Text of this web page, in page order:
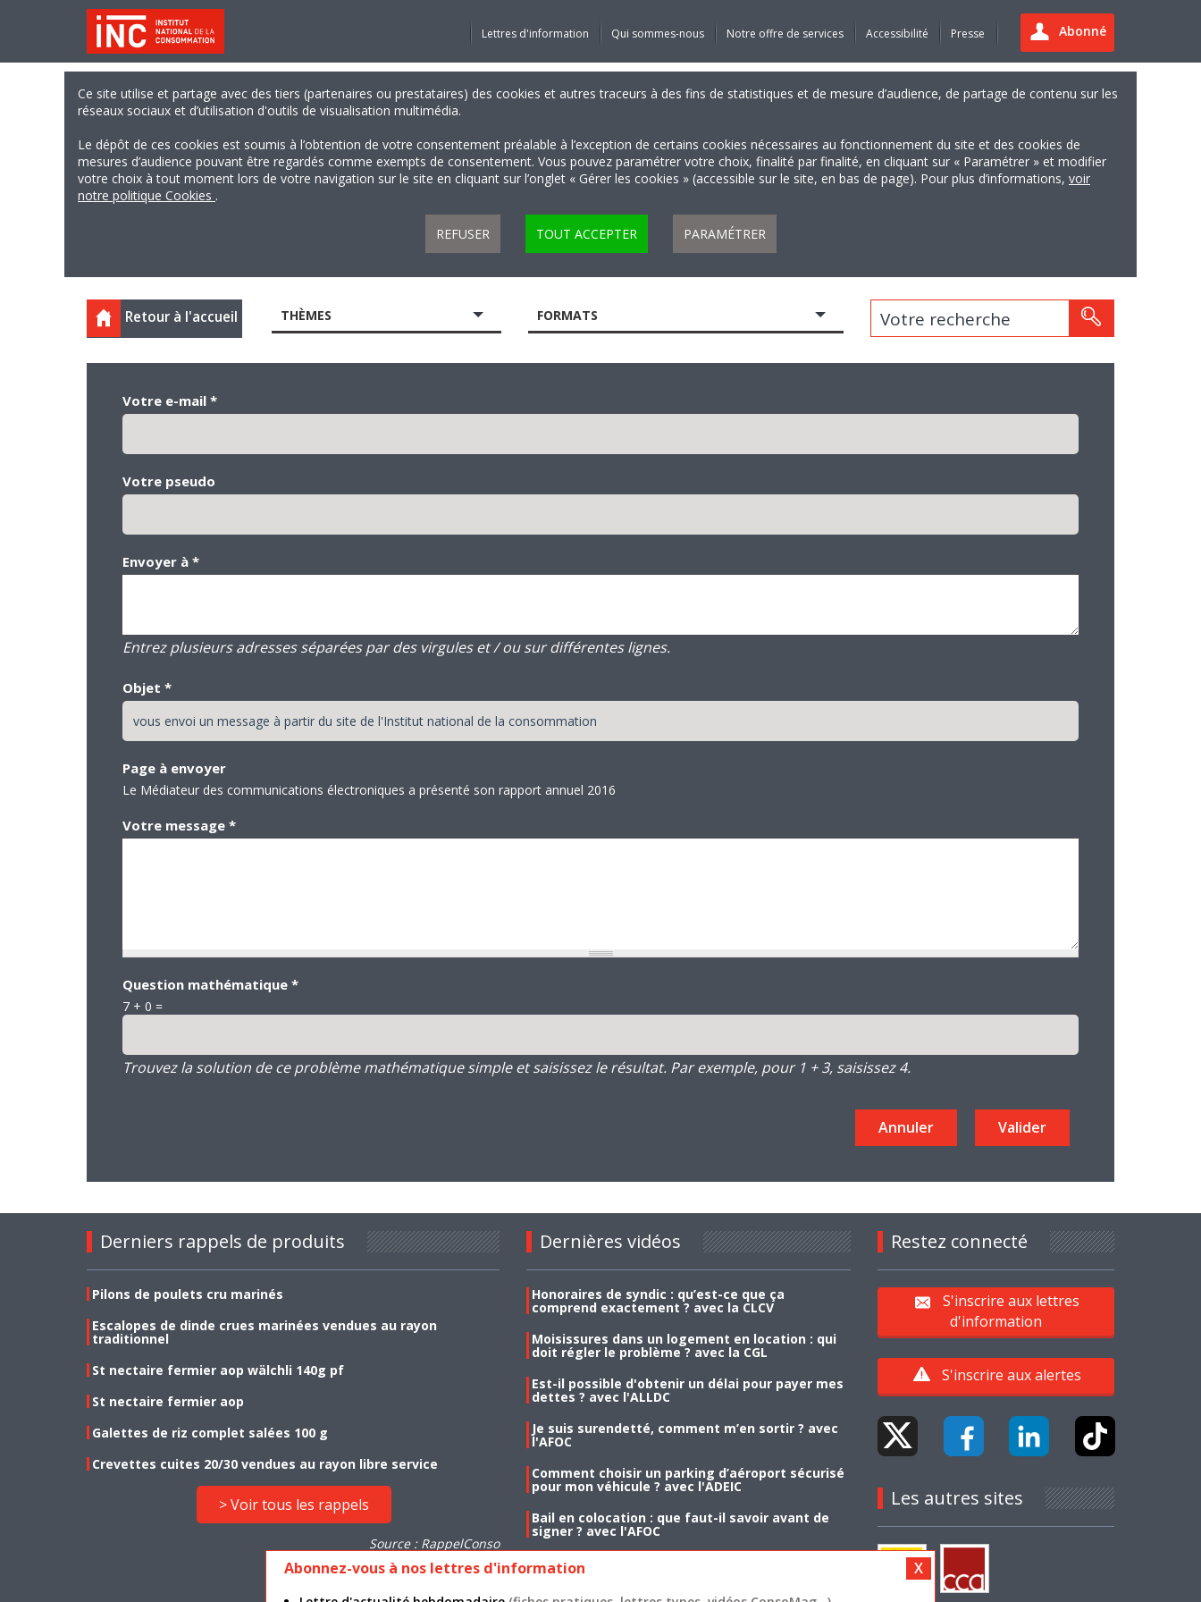
Abonné
Lettres d'information Qui sommes-nous Notre offre de services Accessibilité Presse
Ce site utilise et partage avec des tiers (partenaires ou prestataires) des cookies et autres traceurs à des fins de statistiques et de mesure d’audience, de partage de contenu sur les
réseaux sociaux et d’utilisation d'outils de visualisation multimédia.
Le dépôt de ces cookies est soumis à l’obtention de votre consentement préalable à l’exception de certains cookies nécessaires au fonctionnement du site et des cookies de
mesures d’audience pouvant être regardés comme exempts de consentement. Vous pouvez paramétrer votre choix, finalité par finalité, en cliquant sur « Paramétrer » et modifier
votre choix à tout moment lors de votre navigation sur le site en cliquant sur l’onglet « Gérer les cookies » (accessible sur le site, en bas de page). Pour plus d’informations, voir
notre politique Cookies .
REFUSER TOUT ACCEPTER PARAMÉTRER
Retour à l'accueil THÈMES FORMATS Votre recherche
Votre e-mail *
Votre pseudo
Envoyer à *
Entrez plusieurs adresses séparées par des virgules et / ou sur différentes lignes.
Objet *
Page à envoyer
Le Médiateur des communications électroniques a présenté son rapport annuel 2016
Votre message *
Question mathématique *
7 + 0 =
Trouvez la solution de ce problème mathématique simple et saisissez le résultat. Par exemple, pour 1 + 3, saisissez 4.
Derniers rappels de produits
Pilons de poulets cru marinés
Escalopes de dinde crues marinées vendues au rayon
traditionnel
St nectaire fermier aop wälchli 140g pf
St nectaire fermier aop
Galettes de riz complet salées 100 g
Crevettes cuites 20/30 vendues au rayon libre service
> Voir tous les rappels
Source : RappelConso
Dernières vidéos
Honoraires de syndic : qu’est-ce que ça
comprend exactement ? avec la CLCV
Moisissures dans un logement en location : qui
doit régler le problème ? avec la CGL
Est-il possible d'obtenir un délai pour payer mes
dettes ? avec l'ALLDC
Je suis surendetté, comment m’en sortir ? avec
l'AFOC
Comment choisir un parking d’aéroport sécurisé
pour mon véhicule ? avec l'ADEIC
Bail en colocation : que faut-il savoir avant de
signer ? avec l'AFOC
Restez connecté
S'inscrire aux lettres
d'information
S'inscrire aux alertes
Les autres sites
Abonnez-vous à nos lettres d'information